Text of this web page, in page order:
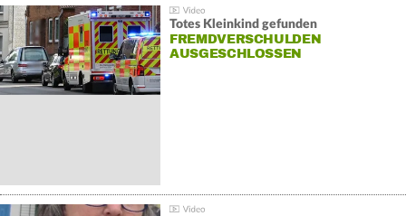
Totes Kleinkind gefunden
FREMDVERSCHULDEN
AUSGESCHLOSSEN